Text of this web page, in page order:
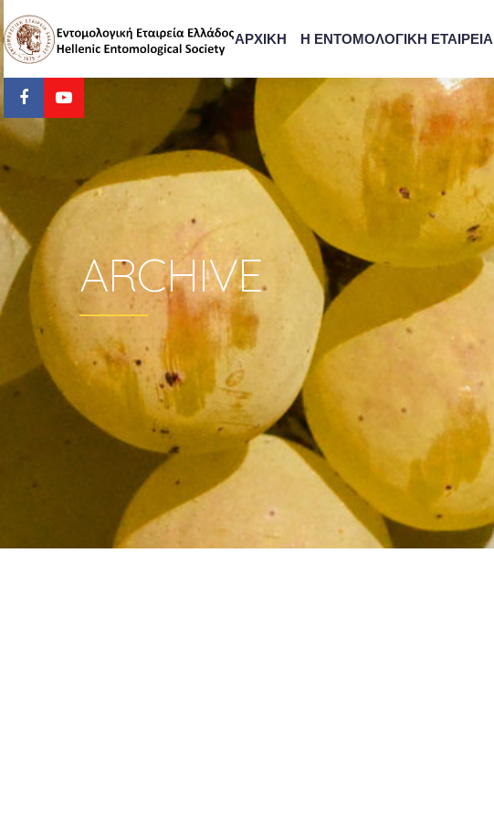
ΑΡΧΙΚΗ Η ΕΝΤΟΜΟΛΟΓΙΚΗ ΕΤΑΙΡΕΙΑ
ARCHIVE